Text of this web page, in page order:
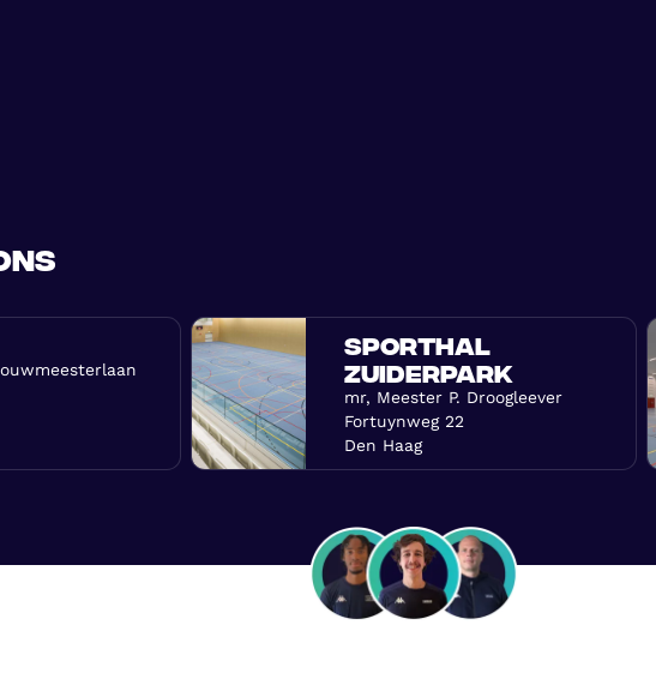
SPORTHAL
ZUIDERPARK
mr, Meester P. Droogleever
Fortuynweg 22
Den Haag